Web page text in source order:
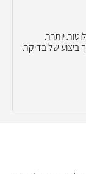
יותרת
ביצוע של בדיקת